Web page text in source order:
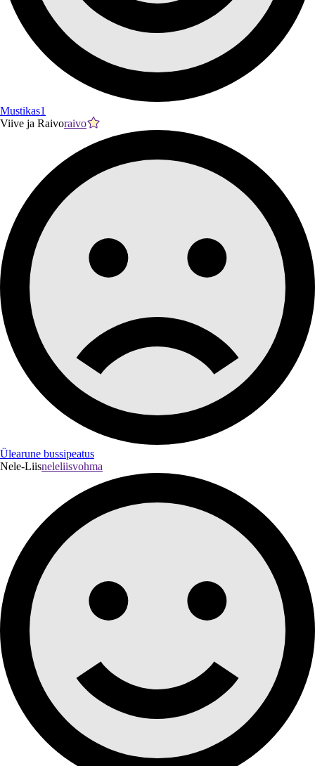
Mustikas1
Viive ja Raivoraivo
Ülearune bussipeatus
Nele-Liisneleliisvohma